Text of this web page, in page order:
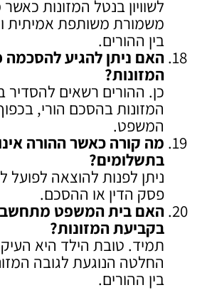
לשוויון בנטל המזונות
משמורת משותפת אמיתית
בין ההורים.
האם ניתן להגיע להסכמה
המזונות?
כן. ההורים רשאים להסדיר
המזונות בהסכם הורי,
המשפט.
מה קורה כאשר ההורה
בתשלומים?
ניתן לפנות להוצאה לפועל
פסק הדין או ההסכם.
האם בית המשפט מתחשב
בקביעת המזונות?
תמיד. טובת הילד היא
החלטה הנוגעת לגובה
בין ההורים.